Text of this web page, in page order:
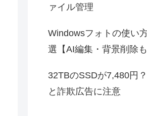
ァイル管理
Windowsフォトの使い
選【AI編集・背景削除も
32TBのSSDが7,480円
と詐欺広告に注意